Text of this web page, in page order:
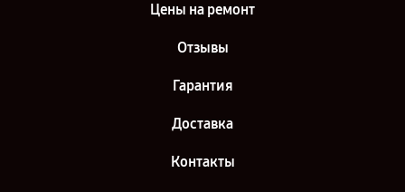
Цены на ремонт
Отзывы
Гарантия
Доставка
Контакты